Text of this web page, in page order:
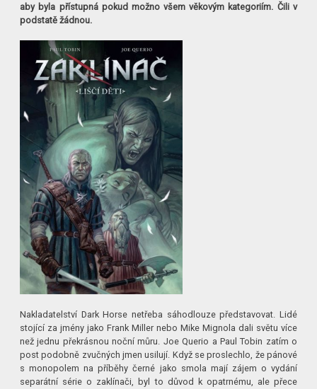
aby byla přístupná pokud možno všem věkovým kategoriím. Čili v
podstatě žádnou.
Nakladatelství Dark Horse netřeba sáhodlouze představovat. Lidé
stojící za jmény jako Frank Miller nebo Mike Mignola dali světu více
než jednu překrásnou noční můru. Joe Querio a Paul Tobin zatím o
post podobně zvučných jmen usilují. Když se proslechlo, že pánové
s monopolem na příběhy černé jako smola mají zájem o vydání
separátní série o zaklínači, byl to důvod k opatrnému, ale přece